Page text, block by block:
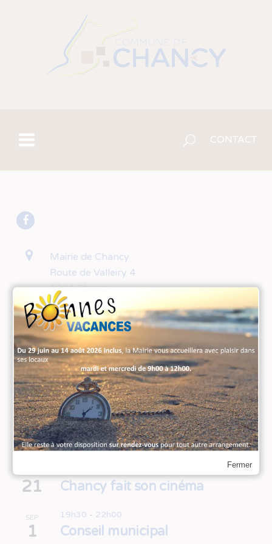
CONTACT
Mairie de Chancy
Route de Valleiry 4
1284 Chancy
Lundi de 15h30 à 18h30
Mercredi de 10h00 à 12h00
Jeudi de 17h00 à 19h00
+41 22 756 90 50
Nous contacter
Évènements à venir
21 Chancy fait son cinéma
SEP
1
19h30 - 22h00
Conseil municipal
Fermer